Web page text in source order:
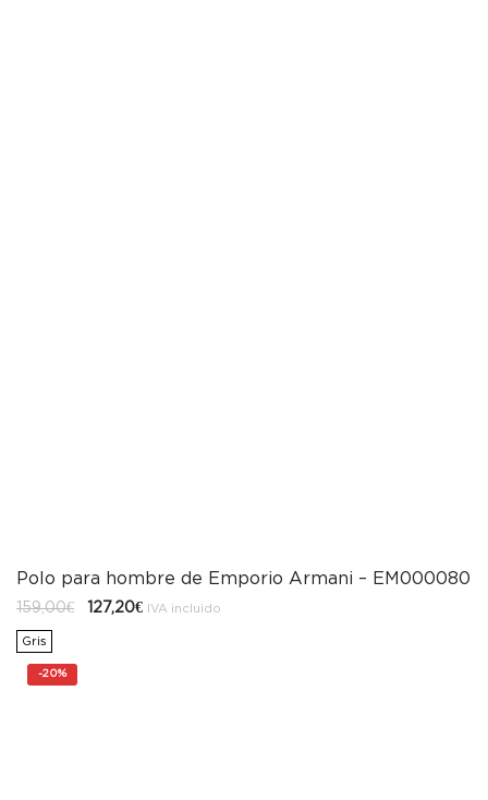
Polo para hombre de Emporio Armani – EM000080
159,00€
El
precio
127,20€ElIVA incluido
Gris
-20%